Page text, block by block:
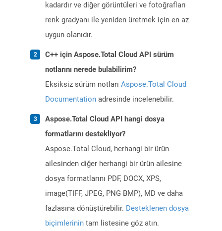
kadardır ve diğer görüntüleri ve fotoğrafları
renk gradyanı ile yeniden üretmek için en az
uygun olanıdır.
C++ için Aspose.Total Cloud API sürüm
notlarını nerede bulabilirim?
Eksiksiz sürüm notları Aspose.Total Cloud
Documentation adresinde incelenebilir.
Aspose.Total Cloud API hangi dosya
formatlarını destekliyor?
Aspose.Total Cloud, herhangi bir ürün
ailesinden diğer herhangi bir ürün ailesine
dosya formatlarını PDF, DOCX, XPS,
image(TIFF, JPEG, PNG BMP), MD ve daha
fazlasına dönüştürebilir. Desteklenen dosya
biçimlerinin tam listesine göz atın.